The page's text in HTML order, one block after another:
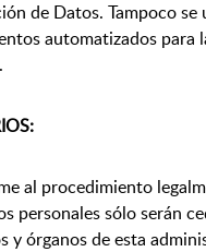
de Datos. Tampoco se
automatizados para
al procedimiento
personales sólo serán
y órganos de esta